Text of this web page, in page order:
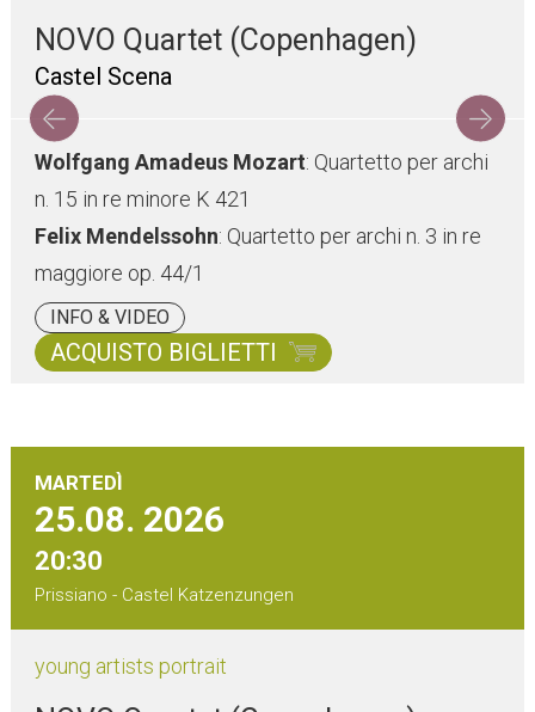
NOVO Quartet (Copenhagen)
Castel Scena
Wolfgang Amadeus Mozart: Quartetto per archi
n. 15 in re minore K 421
Felix Mendelssohn: Quartetto per archi n. 3 in re
maggiore op. 44/1
INFO & VIDEO
ACQUISTO BIGLIETTI
MARTEDÌ
25.08. 2026
20:30
Prissiano - Castel Katzenzungen
young artists portrait